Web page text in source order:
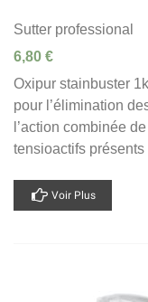
Sutter professional
6,80 €
Oxipur stainbuster
pour l’élimination
l’action combinée
tensioactifs
Voir Plus